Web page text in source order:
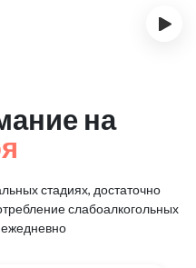
›
на
стадиях, достаточно
слабоалкогольных
ежедневно